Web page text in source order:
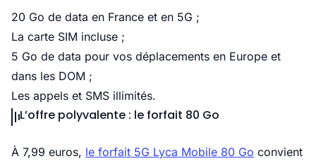
20 Go de data en France et en 5G ;
La carte SIM incluse ;
5 Go de data pour vos déplacements en Europe et
dans les DOM ;
Les appels et SMS illimités.
L’offre polyvalente : le forfait 80 Go
À 7,99 euros, le forfait 5G Lyca Mobile 80 Go convient